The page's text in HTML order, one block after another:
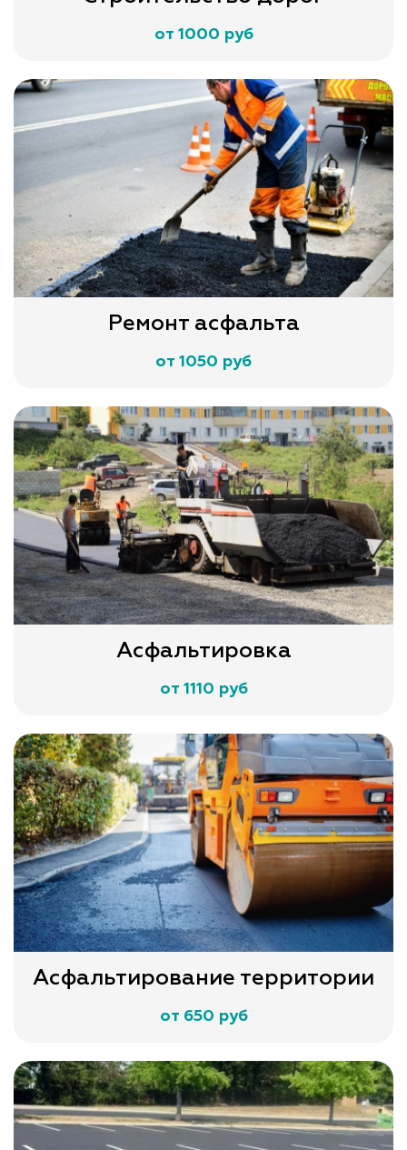
от 1000 руб
Ремонт асфальта
от 1050 руб
Асфальтировка
от 1110 руб
Асфальтирование территории
от 650 руб